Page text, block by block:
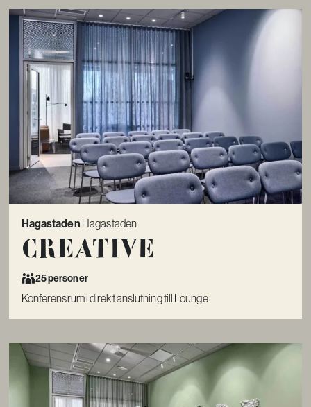
Hagastaden Hagastaden
Creative
25 personer
Konferensrum i direkt anslutning till Lounge